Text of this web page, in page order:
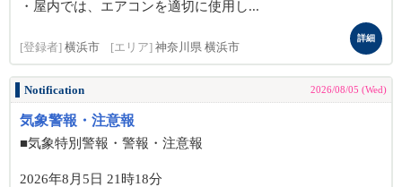
・屋内では、エアコンを適切に使用し...
[登録者] 横浜市 [エリア] 神奈川県 横浜市
詳細
Notification 2026/08/05 (Wed)
気象警報・注意報
■気象特別警報・警報・注意報
2026年8月5日 21時18分